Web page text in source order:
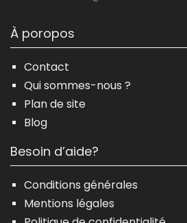
À poropos
Contact
Qui sommes-nous ?
Plan de site
Blog
Besoin d’aide?
Conditions générales
Mentions légales